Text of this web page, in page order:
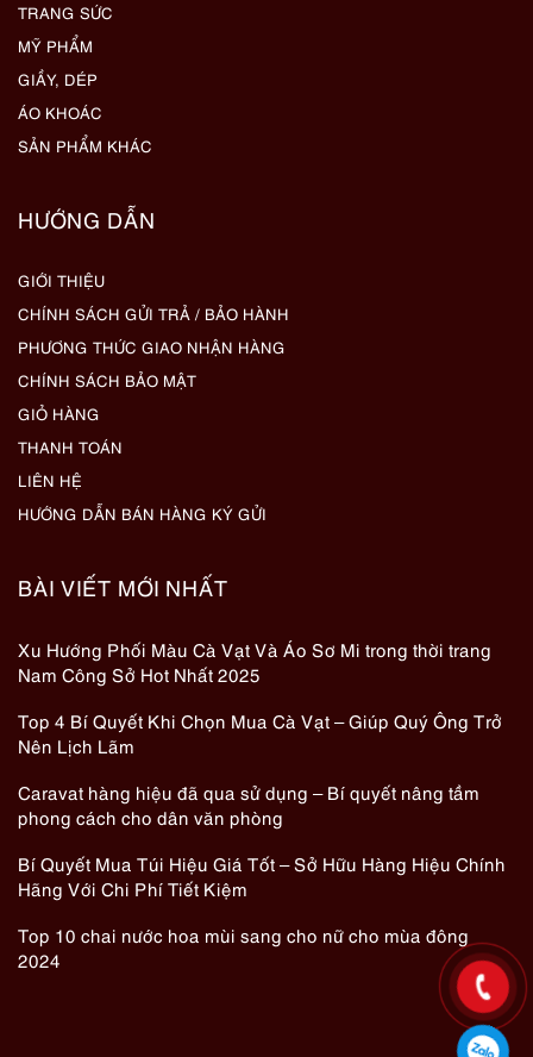
TRANG SỨC
MỸ PHẨM
GIẦY, DÉP
ÁO KHOÁC
SẢN PHẨM KHÁC
HƯỚNG DẪN
GIỚI THIỆU
CHÍNH SÁCH GỬI TRẢ / BẢO HÀNH
PHƯƠNG THỨC GIAO NHẬN HÀNG
CHÍNH SÁCH BẢO MẬT
GIỎ HÀNG
THANH TOÁN
LIÊN HỆ
HƯỚNG DẪN BÁN HÀNG KÝ GỬI
BÀI VIẾT MỚI NHẤT
Xu Hướng Phối Màu Cà Vạt Và Áo Sơ Mi trong thời trang
Nam Công Sở Hot Nhất 2025
Top 4 Bí Quyết Khi Chọn Mua Cà Vạt – Giúp Quý Ông Trở
Nên Lịch Lãm
Caravat hàng hiệu đã qua sử dụng – Bí quyết nâng tầm
phong cách cho dân văn phòng
Bí Quyết Mua Túi Hiệu Giá Tốt – Sở Hữu Hàng Hiệu Chính
Hãng Với Chi Phí Tiết Kiệm
Top 10 chai nước hoa mùi sang cho nữ cho mùa đông
2024